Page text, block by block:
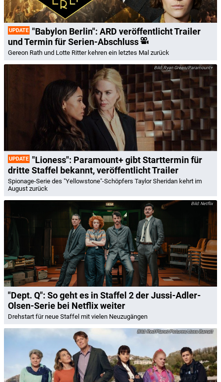
UPDATE "Babylon Berlin": ARD veröffentlicht Trailer
und Termin für Serien-Abschluss
Gereon Rath und Lotte Ritter kehren ein letztes Mal zurück
Ryan Green/Paramount+
UPDATE "Lioness": Paramount+ gibt Starttermin für
dritte Staffel bekannt, veröffentlicht Trailer
Spionage-Serie des "Yellowstone"-Schöpfers Taylor Sheridan kehrt im
August zurück
Netflix
"Dept. Q": So geht es in Staffel 2 der Jussi-Adler-
Olsen-Serie bei Netflix weiter
Drehstart für neue Staffel mit vielen Neuzugängen
Red Planet Pictures/Joss Barratt